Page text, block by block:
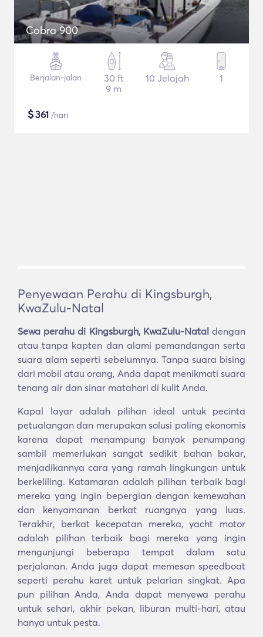
Cobra 900
Berjalan-jalan
30 ft
9 m
10 Jelajah 1
$361 /hari
Penyewaan Perahu di Kingsburgh,
KwaZulu-Natal
Sewa perahu di Kingsburgh, KwaZulu-Natal dengan
atau tanpa kapten dan alami pemandangan serta
suara alam seperti sebelumnya. Tanpa suara bising
dari mobil atau orang, Anda dapat menikmati suara
tenang air dan sinar matahari di kulit Anda.
Kapal layar adalah pilihan ideal untuk pecinta
petualangan dan merupakan solusi paling ekonomis
karena dapat menampung banyak penumpang
sambil memerlukan sangat sedikit bahan bakar,
menjadikannya cara yang ramah lingkungan untuk
berkeliling. Katamaran adalah pilihan terbaik bagi
mereka yang ingin bepergian dengan kemewahan
dan kenyamanan berkat ruangnya yang luas.
Terakhir, berkat kecepatan mereka, yacht motor
adalah pilihan terbaik bagi mereka yang ingin
mengunjungi beberapa tempat dalam satu
perjalanan. Anda juga dapat memesan speedboat
seperti perahu karet untuk pelarian singkat. Apa
pun pilihan Anda, Anda dapat menyewa perahu
untuk sehari, akhir pekan, liburan multi-hari, atau
hanya untuk pesta.